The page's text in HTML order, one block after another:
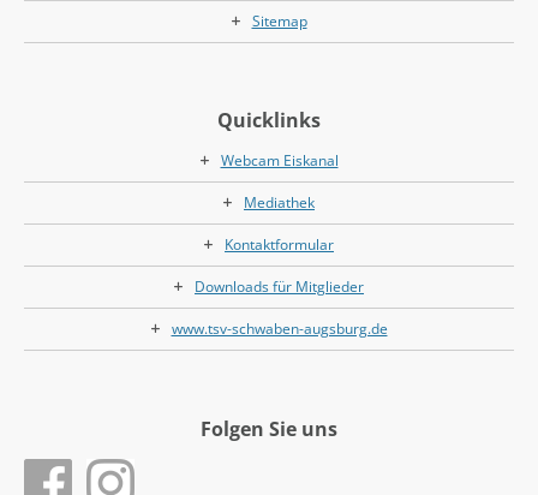
Sitemap
Quicklinks
Webcam Eiskanal
Mediathek
Kontaktformular
Downloads für Mitglieder
www.tsv-schwaben-augsburg.de
Folgen Sie uns